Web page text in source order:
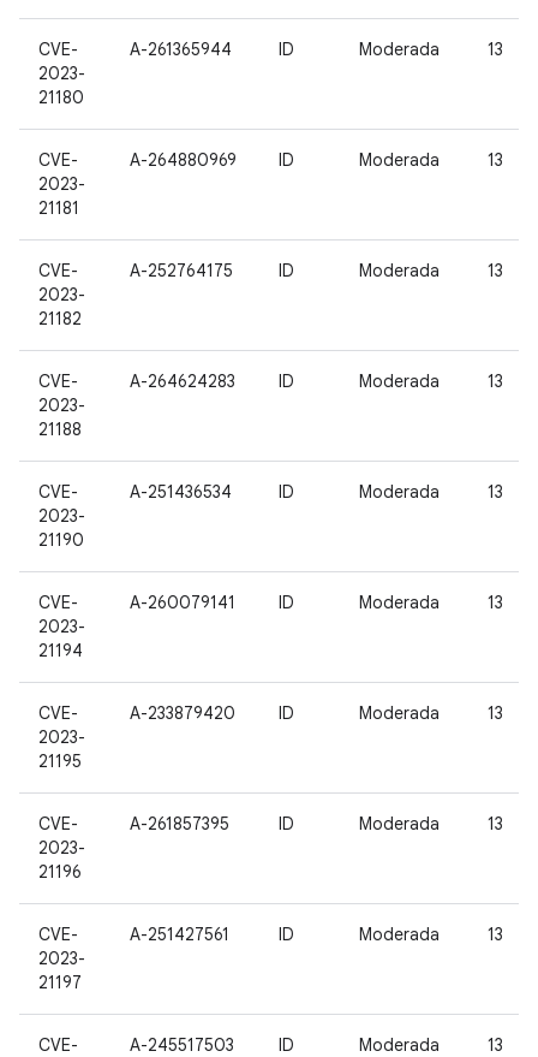
CVE-
2023-
21180
A-261365944 ID Moderada 13
CVE-
2023-
21181
A-264880969 ID Moderada 13
CVE-
2023-
21182
A-252764175 ID Moderada 13
CVE-
2023-
21188
A-264624283 ID Moderada 13
CVE-
2023-
21190
A-251436534 ID Moderada 13
CVE-
2023-
21194
A-260079141 ID Moderada 13
CVE-
2023-
21195
A-233879420 ID Moderada 13
CVE-
2023-
21196
A-261857395 ID Moderada 13
CVE-
2023-
21197
A-251427561 ID Moderada 13
CVE-
A-245517503 ID Moderada 13